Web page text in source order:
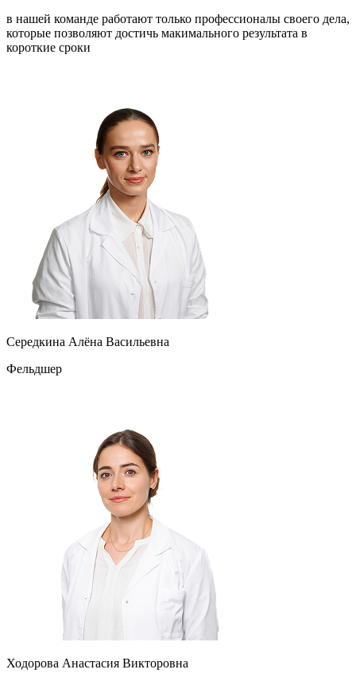
в нашей команде работают только профессионалы своего дела,
которые позволяют достичь макимального результата в
короткие сроки
Середкина Алёна Васильевна
Фельдшер
Ходорова Анастасия Викторовна